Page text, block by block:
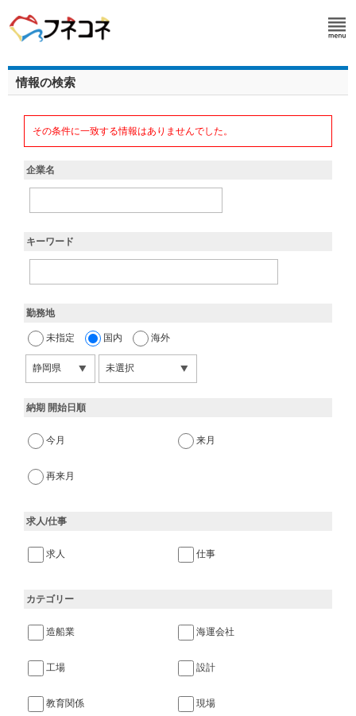
情報の検索
その条件に一致する情報はありませんでした。
企業名
キーワード
勤務地
未指定 国内 海外
納期 開始日順
今月 来月
再来月
求人/仕事
求人 仕事
カテゴリー
造船業 海運会社
工場 設計
教育関係 現場